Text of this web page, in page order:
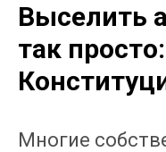
Выселить
так
Многие